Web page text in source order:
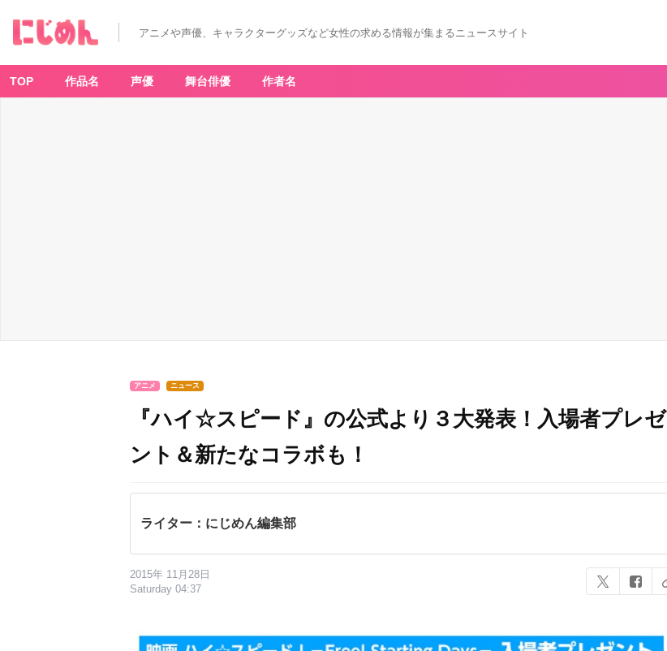
アニメや声優、キャラクターグッズなど女性の求める情報が集まるニュースサイト
TOP 作品名 声優 舞台俳優 作者名
アニメ ニュース
『ハイ☆スピード』の公式より３大発表！入場者プレゼ
ント＆新たなコラボも！
ライター：にじめん編集部
2015年 11月28日
Saturday 04:37